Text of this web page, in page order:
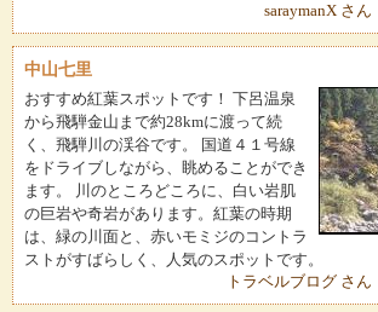
saraymanX さん
中山七里
おすすめ紅葉スポットです！ 下呂温泉
から飛騨金山まで約28kmに渡って続
く、飛騨川の渓谷です。 国道４１号線
をドライブしながら、眺めることができ
ます。 川のところどころに、白い岩肌
の巨岩や奇岩があります。紅葉の時期
は、緑の川面と、赤いモミジのコントラ
ストがすばらしく、人気のスポットです。
トラベルブログ さん